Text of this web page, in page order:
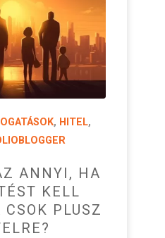
, HITEL,
ANNYI, HA
KELL
PLUSZ